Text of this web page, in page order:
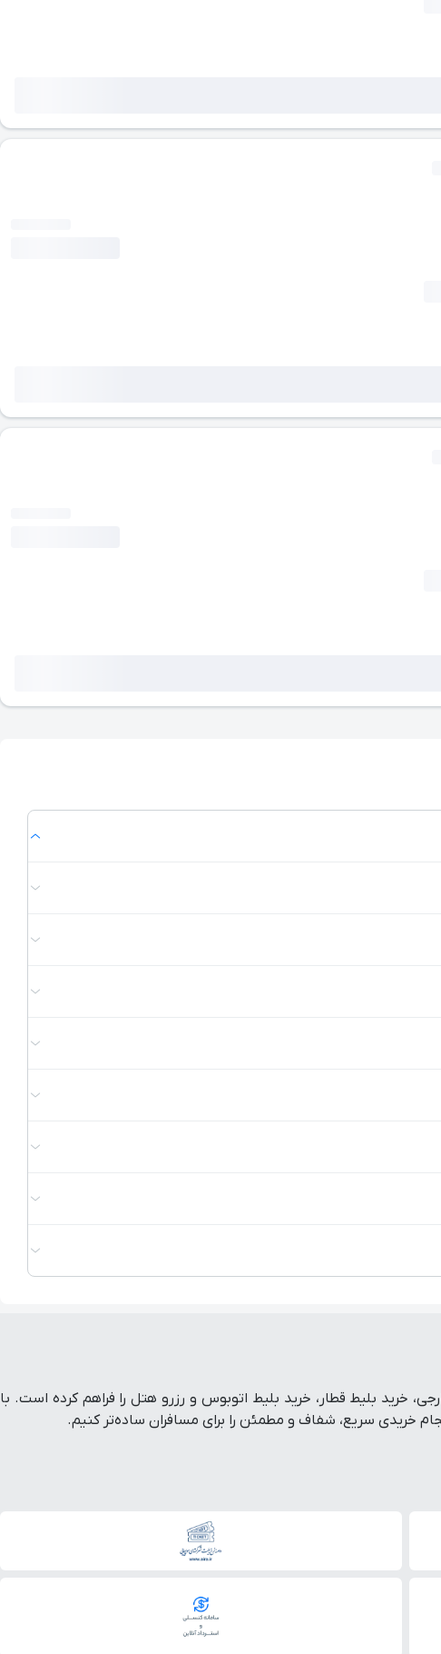
بلیط هواپیما داخلی و خارجی، خرید بلیط قطار، خرید بلیط اتوبوس و رزرو هتل را فراهم کرده است. با
خریدی سریع، شفاف و مطمئن را برای مسافران ساده‌تر کنیم.